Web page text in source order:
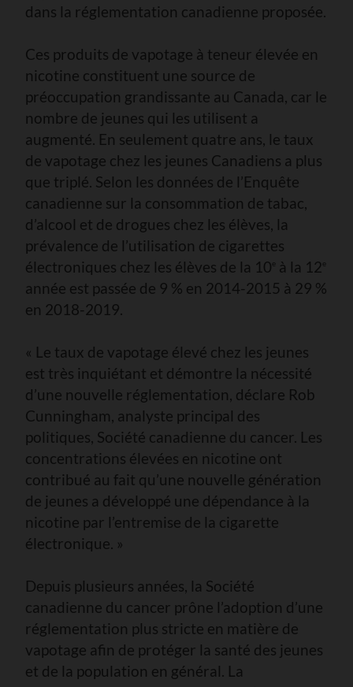
dans la réglementation canadienne proposée.
Ces produits de vapotage à teneur élevée en
nicotine constituent une source de
préoccupation grandissante au Canada, car le
nombre de jeunes qui les utilisent a
augmenté. En seulement quatre ans, le taux
de vapotage chez les jeunes Canadiens a plus
que triplé. Selon les données de l’Enquête
canadienne sur la consommation de tabac,
d’alcool et de drogues chez les élèves, la
prévalence de l’utilisation de cigarettes
électroniques chez les élèves de la 10e à la 12 e
année est passée de 9 % en 2014-2015 à 29 %
en 2018-2019.
« Le taux de vapotage élevé chez les jeunes
est très inquiétant et démontre la nécessité
d’une nouvelle réglementation, déclare Rob
Cunningham, analyste principal des
politiques, Société canadienne du cancer. Les
concentrations élevées en nicotine ont
contribué au fait qu’une nouvelle génération
de jeunes a développé une dépendance à la
nicotine par l’entremise de la cigarette
électronique. »
Depuis plusieurs années, la Société
canadienne du cancer prône l’adoption d’une
réglementation plus stricte en matière de
vapotage afin de protéger la santé des jeunes
et de la population en général. La